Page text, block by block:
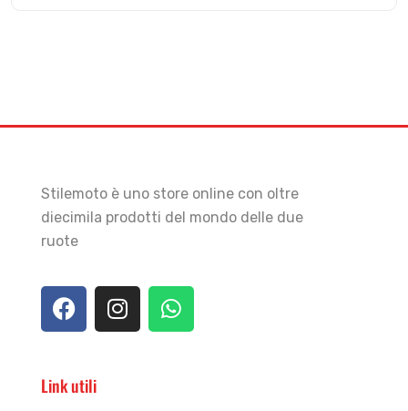
Stilemoto è uno store online con oltre
diecimila prodotti del mondo delle due
ruote
Link utili